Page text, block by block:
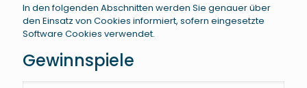
In den folgenden Abschnitten werden Sie genauer über
den Einsatz von Cookies informiert, sofern eingesetzte
Software Cookies verwendet.
Gewinnspiele